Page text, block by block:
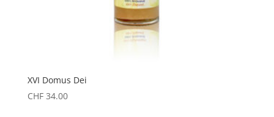
XVI Domus Dei
CHF34.00